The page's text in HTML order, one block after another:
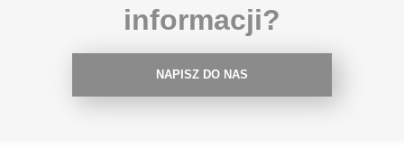
informacji?
NAPISZ DO NAS